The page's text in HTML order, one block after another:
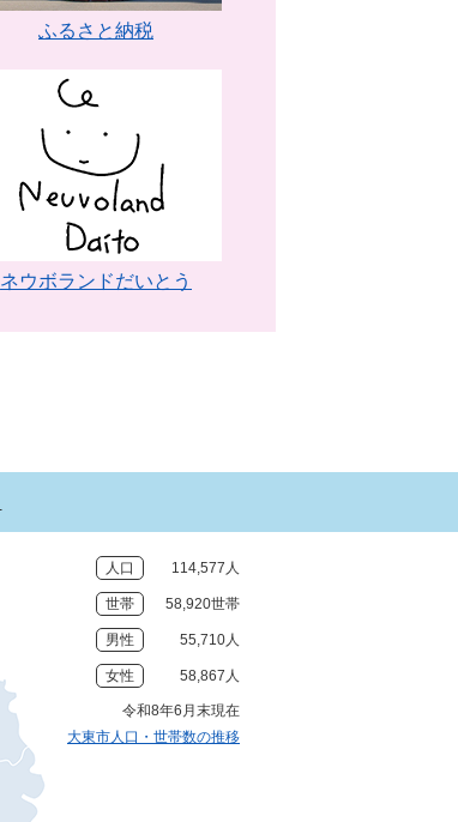
ふるさと納税
ネウボランドだいとう
人口 114,577人
世帯 58,920世帯
男性 55,710人
女性 58,867人
令和8年6月末現在
大東市人口・世帯数の推移